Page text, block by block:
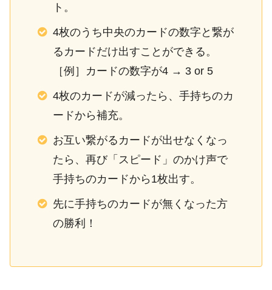
ト。
4枚のうち中央のカードの数字と繋が
るカードだけ出すことができる。
［例］カードの数字が4 → 3 or 5
4枚のカードが減ったら、手持ちのカ
ードから補充。
お互い繋がるカードが出せなくなっ
たら、再び「スピード」のかけ声で
手持ちのカードから1枚出す。
先に手持ちのカードが無くなった方
の勝利！